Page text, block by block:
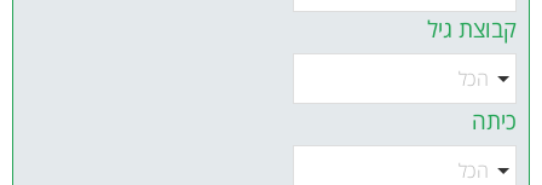
קבוצת גיל
הכל
כיתה
הכל